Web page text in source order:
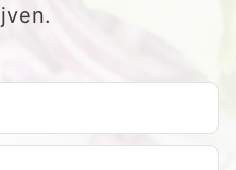
Keto Weekmenu.